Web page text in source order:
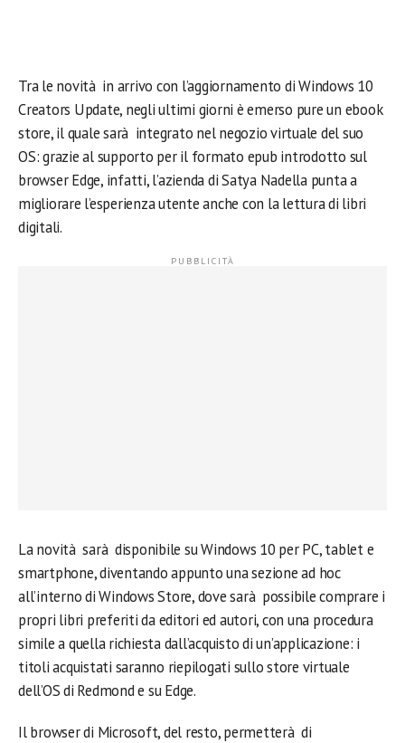
Tra le novità in arrivo con l’aggiornamento di Windows 10
Creators Update, negli ultimi giorni è emerso pure un ebook
store, il quale sarà integrato nel negozio virtuale del suo
OS: grazie al supporto per il formato epub introdotto sul
browser Edge, infatti, l’azienda di Satya Nadella punta a
migliorare l’esperienza utente anche con la lettura di libri
digitali.
La novità sarà disponibile su Windows 10 per PC, tablet e
smartphone, diventando appunto una sezione ad hoc
all’interno di Windows Store, dove sarà possibile comprare i
propri libri preferiti da editori ed autori, con una procedura
simile a quella richiesta dall’acquisto di un’applicazione: i
titoli acquistati saranno riepilogati sullo store virtuale
dell’OS di Redmond e su Edge.
Il browser di Microsoft, del resto, permetterà di